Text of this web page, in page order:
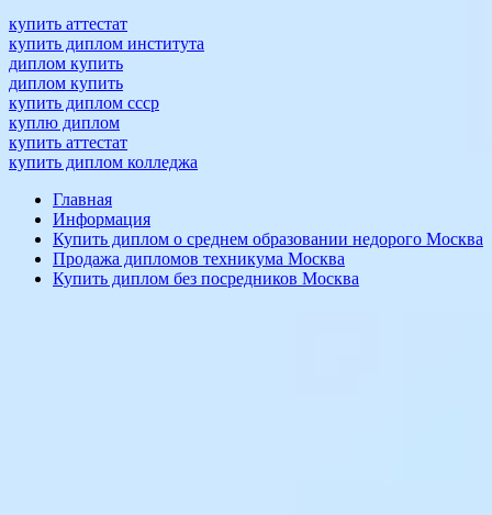
купить аттестат
купить диплом института
диплом купить
диплом купить
купить диплом ссср
куплю диплом
купить аттестат
купить диплом колледжа
Главная
Информация
Купить диплом о среднем образовании недорого Москва
Продажа дипломов техникума Москва
Купить диплом без посредников Москва